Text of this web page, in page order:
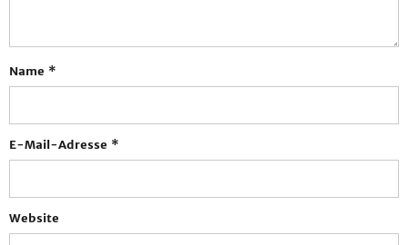
Name *
E-Mail-Adresse *
Website